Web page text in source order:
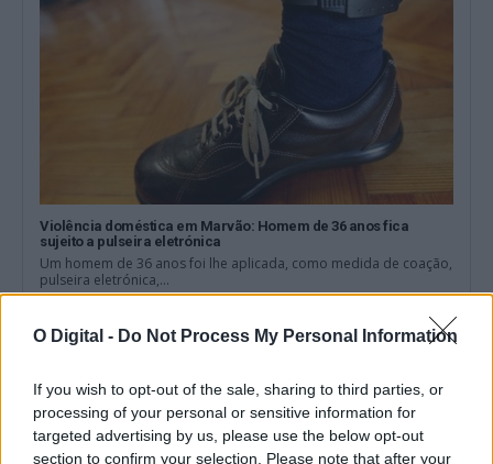
O Digital - Do Not Process My Personal Information
If you wish to opt-out of the sale, sharing to third parties, or
processing of your personal or sensitive information for
targeted advertising by us, please use the below opt-out
section to confirm your selection. Please note that after your
Violência doméstica em Marvão: Homem de 36 anos fica
sujeito a pulseira eletrónica
Um homem de 36 anos foi lhe aplicada, como medida de coação,
pulseira eletrónica,...